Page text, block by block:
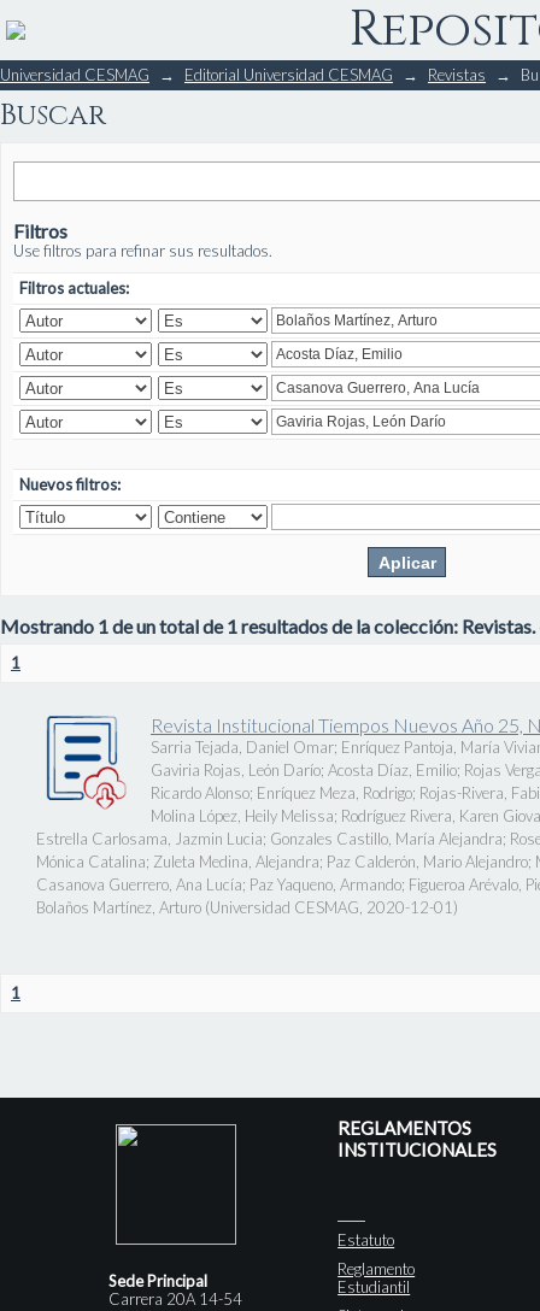
Buscar
Universidad CESMAG → Editorial Universidad CESMAG → Revistas →
Buscar
Filtros
Use filtros para refinar sus resultados.
Filtros actuales:
Nuevos filtros:
Mostrando 1 de un total de 1 resultados de la colección: Revistas.
1
Revista Institucional Tiempos Nuevos Año 25,
Sarria Tejada, Daniel Omar; Enríquez Pantoja, María
Gaviria Rojas, León Darío; Acosta Díaz, Emilio; Rojas
Ricardo Alonso; Enríquez Meza, Rodrigo; Rojas-Rivera,
Molina López, Heily Melissa; Rodríguez Rivera, Karen
Estrella Carlosama, Jazmin Lucia; Gonzales Castillo, María Alejandra;
Mónica Catalina; Zuleta Medina, Alejandra; Paz Calderón, Mario Alejandro;
Casanova Guerrero, Ana Lucía; Paz Yaqueno, Armando; Figueroa Arévalo,
Bolaños Martínez, Arturo (Universidad CESMAG 2020-12-01 )
1
Sede Principal
Carrera 20A 14-54
REGLAMENTOS
INSTITUCIONALES
Estatuto
Reglamento
Estudiantil